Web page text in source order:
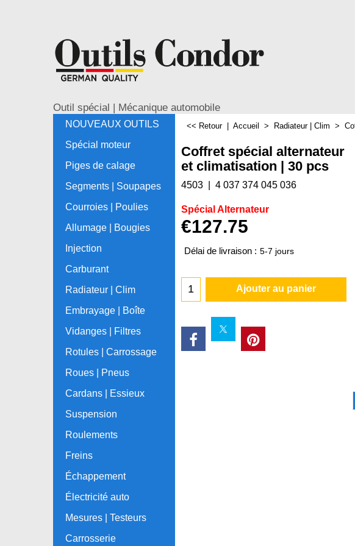
Outil spécial | Mécanique automobile
NOUVEAUX OUTILS
Spécial moteur
Piges de calage
Segments | Soupapes
Courroies | Poulies
Allumage | Bougies
Injection
Carburant
Radiateur | Clim
Embrayage | Boîte
Vidanges | Filtres
Rotules | Carrossage
Roues | Pneus
Cardans | Essieux
Suspension
Roulements
Freins
Échappement
Électricité auto
Mesures | Testeurs
Carrosserie
<< Retour Accueil > Radiateur | Clim >
Coffret spécial alternateur
et climatisation | 30 pcs
4503 4 037 374 045 036
Spécial Alternateur
€127.75
Délai de livraison : 5-7 jours
Ajouter au panier